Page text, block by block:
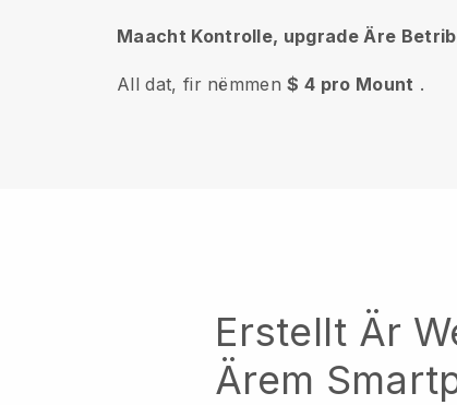
Maacht Kontrolle, upgrade Äre
All dat, fir nëmmen$ 4 pro Mount .
Erstellt Är
Ärem